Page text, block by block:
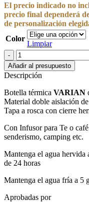
El precio indicado no
precio final dependerá
de personalización
Color
Limpiar
BOTELLA
VARIAN
c/infusor
cantidad
Añadir al presupuesto
Descripción
Botella térmica VARIAN
Material doble aislación
Tapa a rosca con cierre
Con Infusor para Te o
senderismo, camping etc.
Mantenga el agua hervida
de 24 horas
Mantenga el agua fría a 5
Aprobadas por